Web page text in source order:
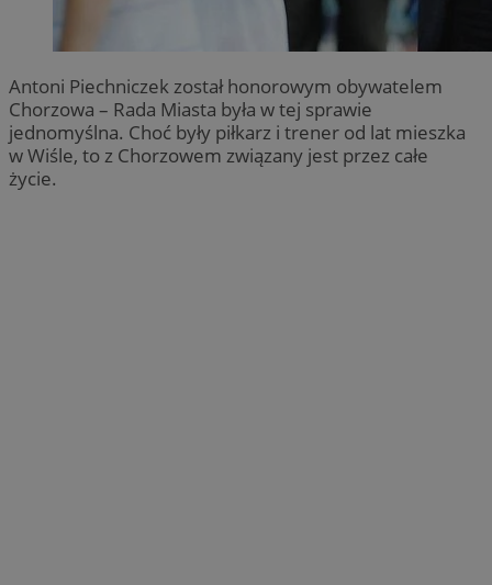
Antoni Piechniczek został honorowym obywatelem
Chorzowa – Rada Miasta była w tej sprawie
jednomyślna. Choć były piłkarz i trener od lat mieszka
w Wiśle, to z Chorzowem związany jest przez całe
życie.